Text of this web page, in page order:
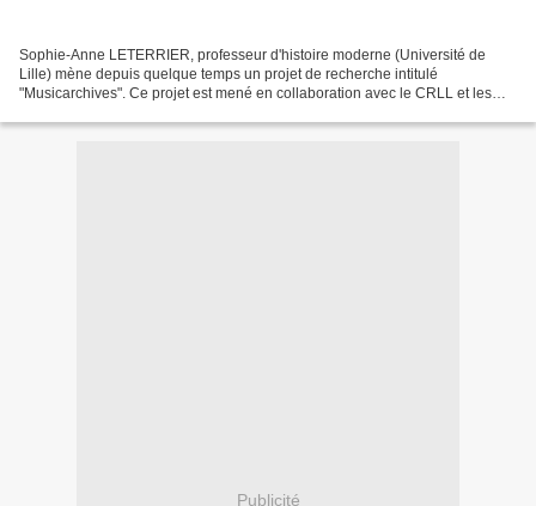
Sophie-Anne LETERRIER, professeur d'histoire moderne (Université de
Lille) mène depuis quelque temps un projet de recherche intitulé
"Musicarchives". Ce projet est mené en collaboration avec le CRLL et les
Publicité